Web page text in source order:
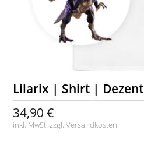
Lilarix | Shirt | Dezent
34,90 €
inkl. MwSt. zzgl.Versandkosten